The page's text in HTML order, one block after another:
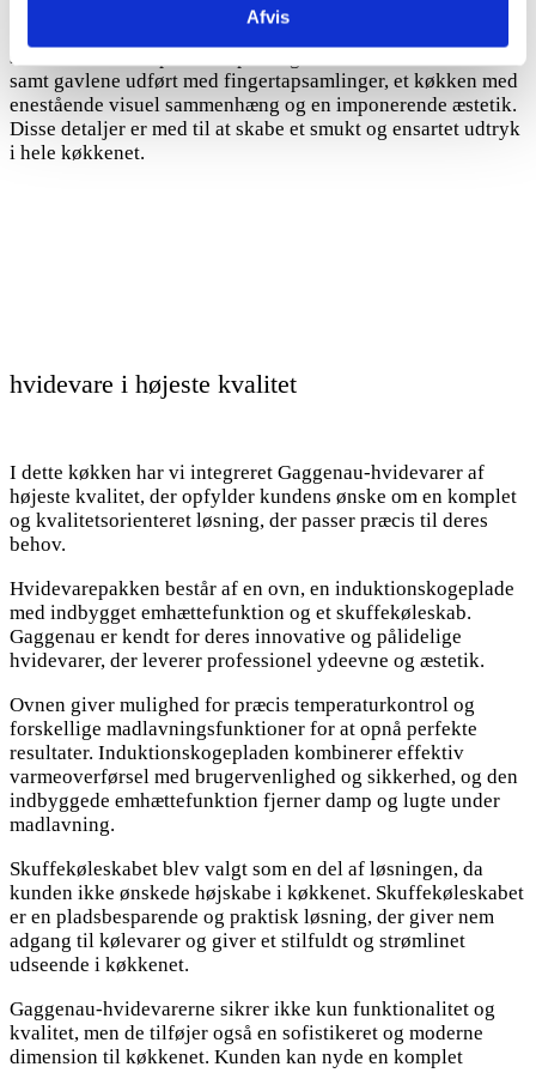
Afvis
skuffefronterne, ‘push to open’ og ‘softclose’ funktionerne,
samt gavlene udført med fingertapsamlinger, et køkken med
enestående visuel sammenhæng og en imponerende æstetik.
Disse detaljer er med til at skabe et smukt og ensartet udtryk
i hele køkkenet.
hvidevare i højeste kvalitet
I dette køkken har vi integreret Gaggenau-hvidevarer af
højeste kvalitet, der opfylder kundens ønske om en komplet
og kvalitetsorienteret løsning, der passer præcis til deres
behov.
Hvidevarepakken består af en ovn, en induktionskogeplade
med indbygget emhættefunktion og et skuffekøleskab.
Gaggenau er kendt for deres innovative og pålidelige
hvidevarer, der leverer professionel ydeevne og æstetik.
Ovnen giver mulighed for præcis temperaturkontrol og
forskellige madlavningsfunktioner for at opnå perfekte
resultater. Induktionskogepladen kombinerer effektiv
varmeoverførsel med brugervenlighed og sikkerhed, og den
indbyggede emhættefunktion fjerner damp og lugte under
madlavning.
Skuffekøleskabet blev valgt som en del af løsningen, da
kunden ikke ønskede højskabe i køkkenet. Skuffekøleskabet
er en pladsbesparende og praktisk løsning, der giver nem
adgang til kølevarer og giver et stilfuldt og strømlinet
udseende i køkkenet.
Gaggenau-hvidevarerne sikrer ikke kun funktionalitet og
kvalitet, men de tilføjer også en sofistikeret og moderne
dimension til køkkenet. Kunden kan nyde en komplet